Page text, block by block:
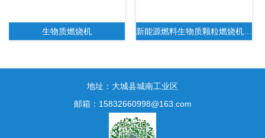
生物质燃烧机 新能源燃料生物质颗粒燃烧机应用范围广
地址：大城县城南工业区
邮箱：15832660998@163.com